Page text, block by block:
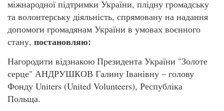
міжнародної підтримки України, плідну громадську
та волонтерську діяльність, спрямовану на надання
допомоги громадянам України в умовах воєнного
стану, постановляю:
Нагородити відзнакою Президента України "Золоте
серце" АНДРУШКОВ Галину Іванівну – голову
Фонду Uniters (United Volunteers), Республіка
Польща.